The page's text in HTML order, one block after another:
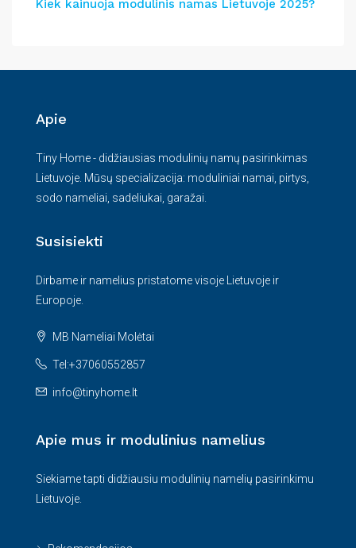
Kiek kainuoja modulinis namas Lietuvoje 2025?
Apie
Tiny Home - didžiausias modulinių namų pasirinkimas
Lietuvoje. Mūsų specializacija: moduliniai namai, pirtys,
sodo nameliai, sadeliukai, garažai.
Susisiekti
Dirbame ir namelius pristatome visoje Lietuvoje ir
Europoje.
MB Nameliai Molėtai
Tel:+37060552857
info@tinyhome.lt
Apie mus ir modulinius namelius
Siekiame tapti didžiausiu modulinių namelių pasirinkimu
Lietuvoje.